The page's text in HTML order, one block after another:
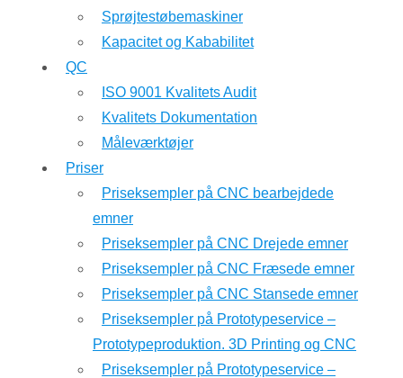
Sprøjtestøbemaskiner
Kapacitet og Kababilitet
QC
ISO 9001 Kvalitets Audit
Kvalitets Dokumentation
Måleværktøjer
Priser
Priseksempler på CNC bearbejdede
emner
Priseksempler på CNC Drejede emner
Priseksempler på CNC Fræsede emner
Priseksempler på CNC Stansede emner
Priseksempler på Prototypeservice –
Prototypeproduktion. 3D Printing og CNC
Priseksempler på Prototypeservice –